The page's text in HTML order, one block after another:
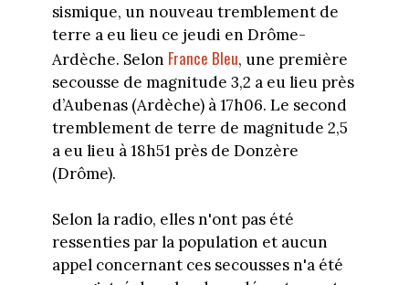
sismique, un nouveau tremblement de
terre a eu lieu ce jeudi en Drôme-
Ardèche. Selon France Bleu, une première
secousse de magnitude 3,2 a eu lieu près
d’Aubenas (Ardèche) à 17h06. Le second
tremblement de terre de magnitude 2,5
a eu lieu à 18h51 près de Donzère
(Drôme).
Selon la radio, elles n'ont pas été
ressenties par la population et aucun
appel concernant ces secousses n'a été